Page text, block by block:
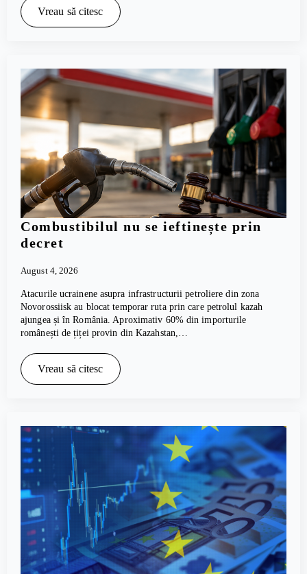
Vreau să citesc
Combustibilul nu se ieftinește prin
decret
August 4, 2026
Atacurile ucrainene asupra infrastructurii petroliere din zona
Novorossiisk au blocat temporar ruta prin care petrolul kazah
ajungea și în România. Aproximativ 60% din importurile
românești de țiței provin din Kazahstan,…
Vreau să citesc